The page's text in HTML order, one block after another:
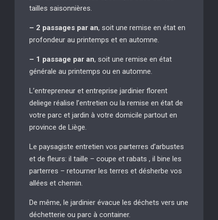
tailles saisonnières.
– 2 passages par an, soit une remise en état en
profondeur au printemps et en automne.
– 1 passage par an, soit une remise en état
générale au printemps ou en automne.
L’entrepreneur et entreprise jardinier florent
deliege réalise l’entretien ou la remise en état de
votre parc et jardin à votre domicile partout en
province de Liège.
Le paysagiste entretien vos parterres d’arbustes
et de fleurs: il taille – coupe et rabats , il bine les
parterres – retourner les terres et désherbe vos
allées et chemin.
De même, le jardinier évacue les déchets vers une
déchetterie ou parc à container.